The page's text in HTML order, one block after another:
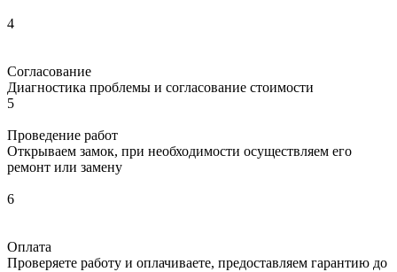
4
Согласование
Диагностика проблемы и согласование стоимости
5
Проведение работ
Открываем замок, при необходимости осуществляем его
ремонт или замену
6
Оплата
Проверяете работу и оплачиваете, предоставляем гарантию до